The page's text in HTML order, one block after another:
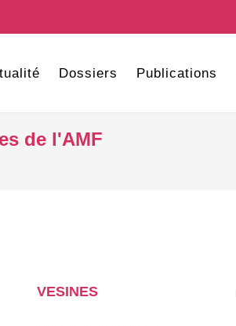
Dossiers Publications
de l'AMF
VESINES